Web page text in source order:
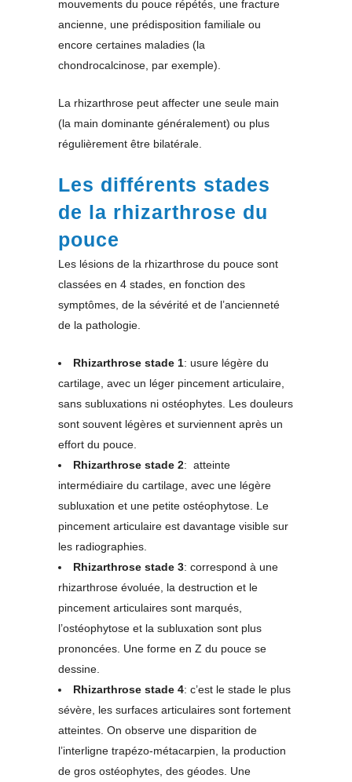
mouvements du pouce répétés, une fracture
ancienne, une prédisposition familiale ou
encore certaines maladies (la
chondrocalcinose, par exemple).
La rhizarthrose peut affecter une seule main
(la main dominante généralement) ou plus
régulièrement être bilatérale.
Les différents stades
de la rhizarthrose du
pouce
Les lésions de la rhizarthrose du pouce sont
classées en 4 stades, en fonction des
symptômes, de la sévérité et de l’ancienneté
de la pathologie.
Rhizarthrose stade 1: usure légère du
cartilage, avec un léger pincement articulaire,
sans subluxations ni ostéophytes. Les douleurs
sont souvent légères et surviennent après un
effort du pouce.
Rhizarthrose stade 2: atteinte
intermédiaire du cartilage, avec une légère
subluxation et une petite ostéophytose. Le
pincement articulaire est davantage visible sur
les radiographies.
Rhizarthrose stade 3: correspond à une
rhizarthrose évoluée, la destruction et le
pincement articulaires sont marqués,
l’ostéophytose et la subluxation sont plus
prononcées. Une forme en Z du pouce se
dessine.
Rhizarthrose stade 4: c’est le stade le plus
sévère, les surfaces articulaires sont fortement
atteintes. On observe une disparition de
l’interligne trapézo-métacarpien, la production
de gros ostéophytes, des géodes. Une